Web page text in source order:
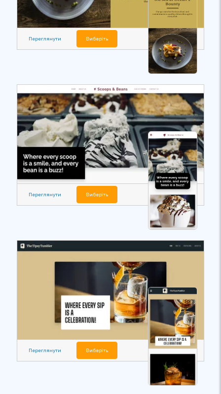
Переглянути Виберіть
Переглянути Виберіть
Переглянути Виберіть